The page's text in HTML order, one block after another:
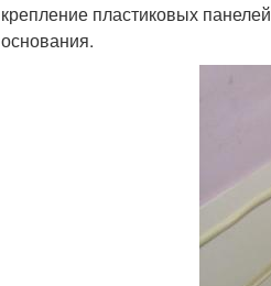
крепление пластиковых
основания.